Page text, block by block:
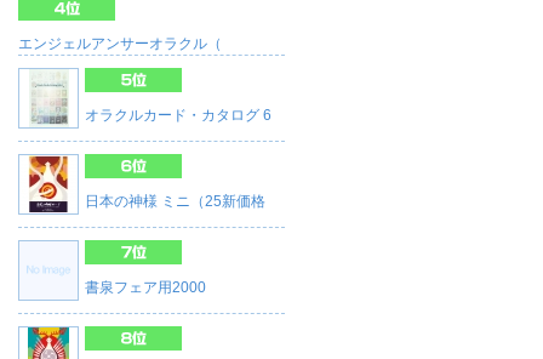
エンジェルアンサーオラクル（
オラクルカード・カタログ 6
日本の神様 ミニ（25新価格
書泉フェア用2000